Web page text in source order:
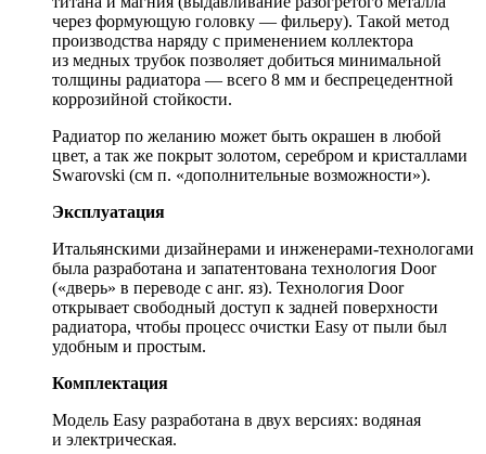
через формующую головку — фильеру). Такой метод
производства наряду с применением коллектора
из медных трубок позволяет добиться минимальной
толщины радиатора — всего 8 мм и беспрецедентной
коррозийной стойкости.
Радиатор по желанию может быть окрашен в любой
цвет, а так же покрыт золотом, серебром и кристаллами
Swarovski (см п. «дополнительные возможности»).
Эксплуатация
Итальянскими дизайнерами и инженерами-технологами
была разработана и запатентована технология Door
(«дверь» в переводе с анг. яз). Технология Door
открывает свободный доступ к задней поверхности
радиатора, чтобы процесс очистки Easy от пыли был
удобным и простым.
Комплектация
Модель Easy разработана в двух версиях: водяная
и электрическая.